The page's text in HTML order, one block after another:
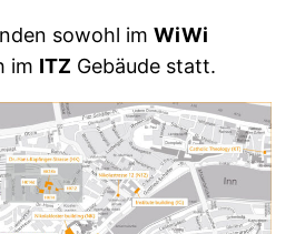
sowohl imWiWi
im ITZ Gebäude statt.